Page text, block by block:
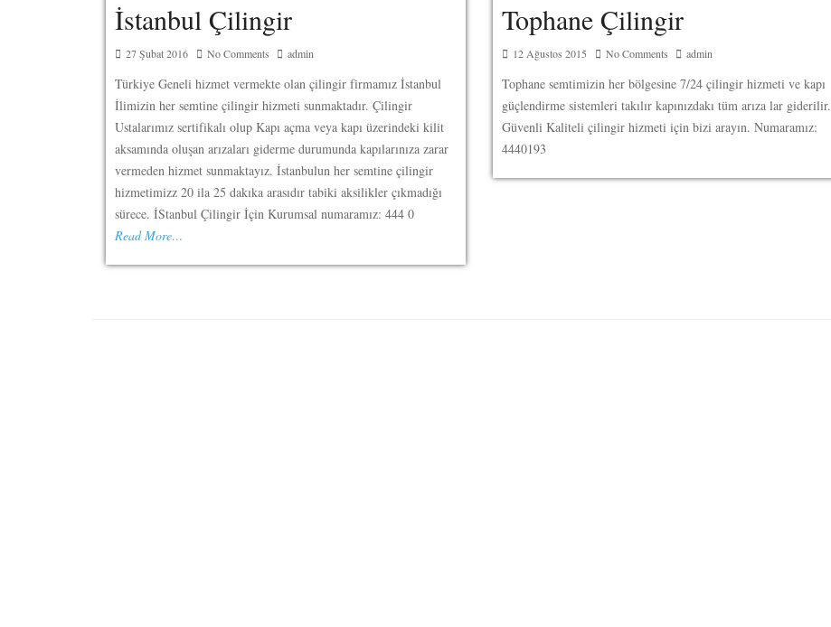
İstanbul Çilingir
27 Şubat 2016 No Comments admin
Türkiye Geneli hizmet vermekte olan çilingir firmamız İstanbul
İlimizin her semtine çilingir hizmeti sunmaktadır. Çilingir
Ustalarımız sertifikalı olup Kapı açma veya kapı üzerindeki kilit
aksamında oluşan arızaları giderme durumunda kapılarınıza zarar
vermeden hizmet sunmaktayız. İstanbulun her semtine çilingir
hizmetimizz 20 ila 25 dakıka arasıdır tabiki aksilikler çıkmadığı
sürece. İStanbul Çilingir İçin Kurumsal numaramız: 444 0
Read More…
Tophane Çilingir
12 Ağustos 2015 No Comments admin
Tophane semtimizin her bölgesine 7/24 çilingir hizmeti ve kapı
güçlendirme sistemleri takılır kapınızdakı tüm arıza lar giderilir.
Güvenli Kaliteli çilingir hizmeti için bizi arayın. Numaramız:
4440193